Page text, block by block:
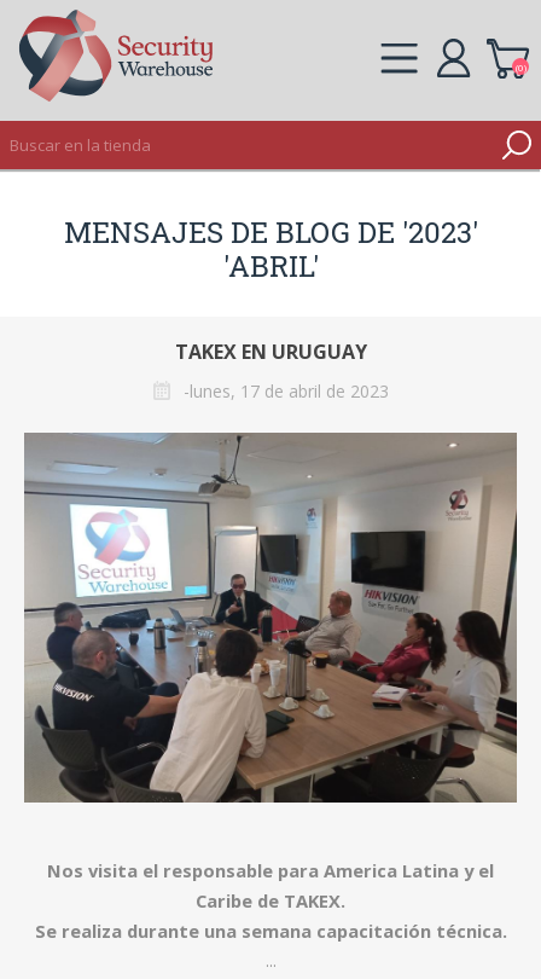
INICIAR SESIÓN
(0)
MENSAJES DE BLOG DE '2023'
'ABRIL'
TAKEX EN URUGUAY
-lunes, 17 de abril de 2023
Nos visita el responsable para America Latina y el
Caribe de TAKEX.
Se realiza durante una semana capacitación técnica.
...